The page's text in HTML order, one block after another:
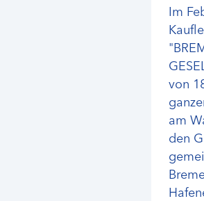
Im
von
am
den